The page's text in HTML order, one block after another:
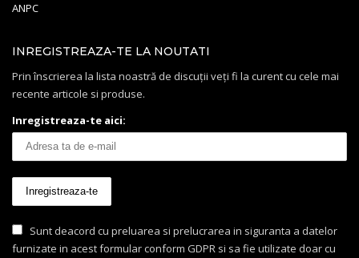
ANPC
INREGISTREAZA-TE LA NOUTATI
Prin înscrierea la lista noastră de discuții veți fi la curent cu cele mai
recente articole si produse.
Inregistreaza-te aici:
Sunt deacord cu preluarea si prelucrarea in siguranta a datelor
furnizate in acest formular conform GDPR si sa fie utilizate doar cu